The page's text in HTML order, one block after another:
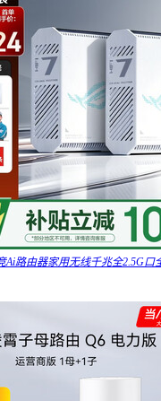
Ai路由器家用无线千兆全2.5G口